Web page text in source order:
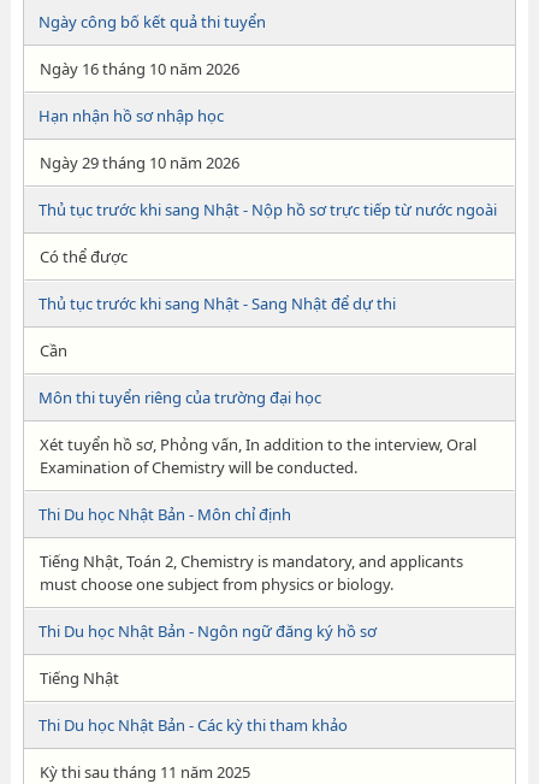
Ngày công bố kết quả thi tuyển
Ngày 16 tháng 10 năm 2026
Hạn nhận hồ sơ nhập học
Ngày 29 tháng 10 năm 2026
Thủ tục trước khi sang Nhật - Nộp hồ sơ trực tiếp từ nước ngoài
Có thể được
Thủ tục trước khi sang Nhật - Sang Nhật để dự thi
Cần
Môn thi tuyển riêng của trường đại học
Xét tuyển hồ sơ, Phỏng vấn, In addition to the interview, Oral
Examination of Chemistry will be conducted.
Thi Du học Nhật Bản - Môn chỉ định
Tiếng Nhật, Toán 2, Chemistry is mandatory, and applicants
must choose one subject from physics or biology.
Thi Du học Nhật Bản - Ngôn ngữ đăng ký hồ sơ
Tiếng Nhật
Thi Du học Nhật Bản - Các kỳ thi tham khảo
Kỳ thi sau tháng 11 năm 2025